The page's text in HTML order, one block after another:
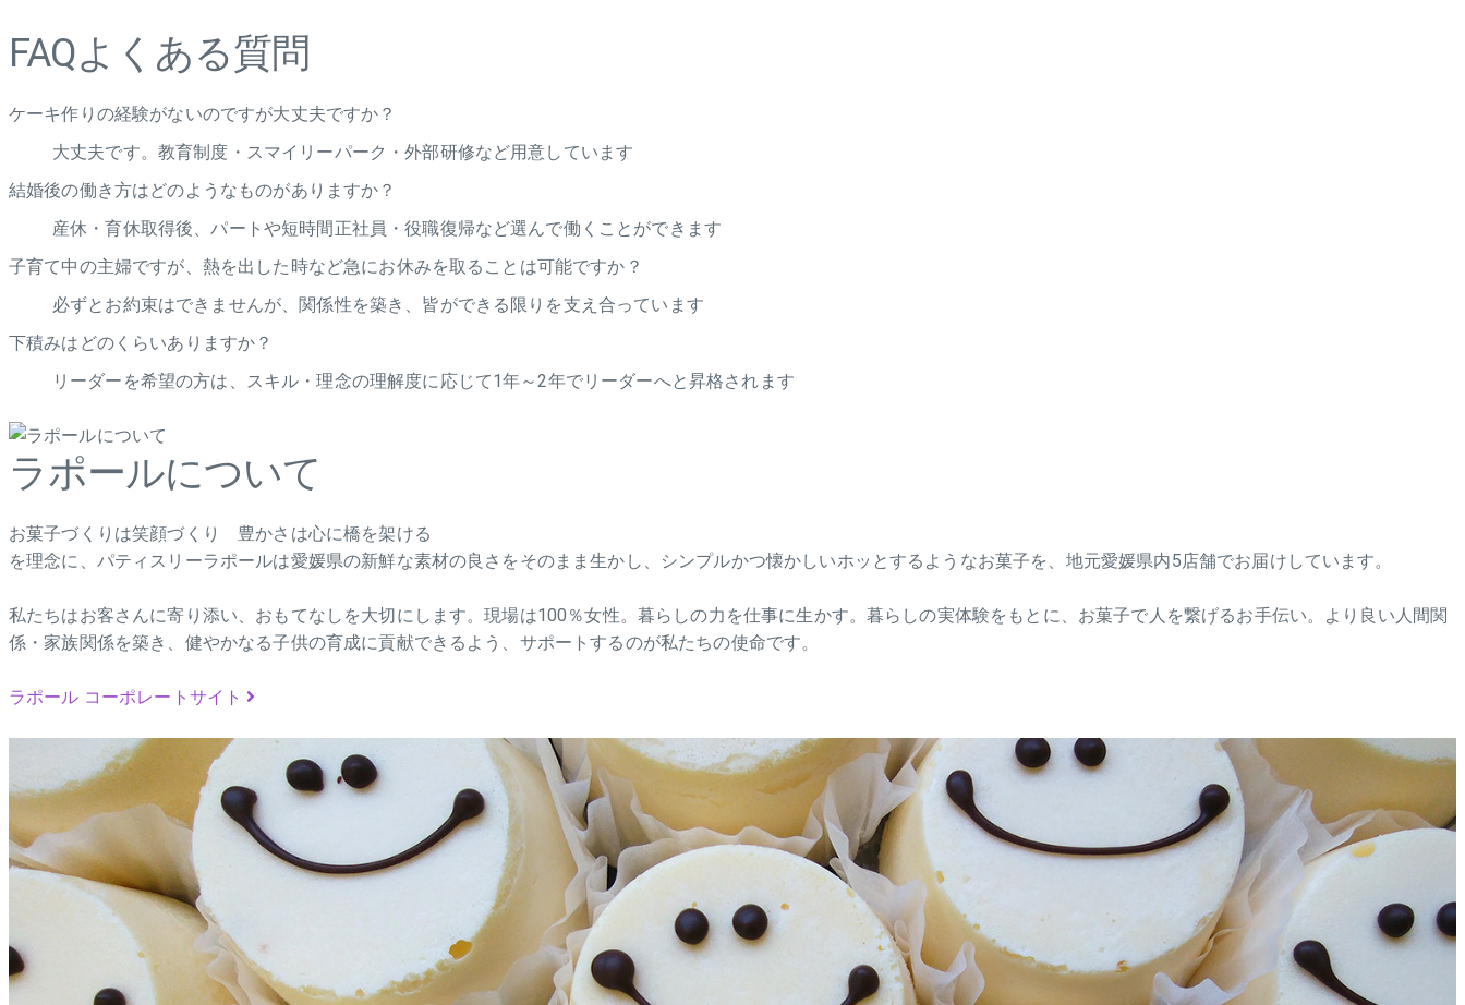
FAQよくある質問
ケーキ作りの経験がないのですが大丈夫ですか？
大丈夫です。教育制度・スマイリーパーク・外部研修など用意しています
結婚後の働き方はどのようなものがありますか？
産休・育休取得後、パートや短時間正社員・役職復帰など選んで働くことができます
子育て中の主婦ですが、熱を出した時など急にお休みを取ることは可能ですか？
必ずとお約束はできませんが、関係性を築き、皆ができる限りを支え合っています
下積みはどのくらいありますか？
リーダーを希望の方は、スキル・理念の理解度に応じて1年～2年でリーダーへと昇格されます
ラポールについて
お菓子づくりは笑顔づくり 豊かさは心に橋を架ける
を理念に、パティスリーラポールは愛媛県の新鮮な素材の良さをそのまま生かし、シンプルかつ懐かしいホッとするようなお菓子を、地元愛媛県内5店舗でお届けしています。
私たちはお客さんに寄り添い、おもてなしを大切にします。現場は100％女性。暮らしの力を仕事に生かす。暮らしの実体験をもとに、お菓子で人を繋げるお手伝い。より良い人間関
係・家族関係を築き、健やかなる子供の育成に貢献できるよう、サポートするのが私たちの使命です。
ラポール コーポレートサイト